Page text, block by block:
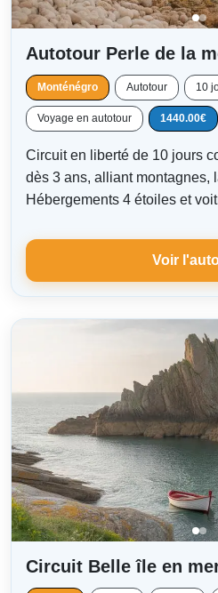
Autotour Perle de la
Monténégro Autotour 10
Voyage en autotour 1440.00€
Circuit en liberté de 10 jours
dès 3 ans, alliant montagnes,
Hébergements 4 étoiles et
Voir
Circuit Belle île en